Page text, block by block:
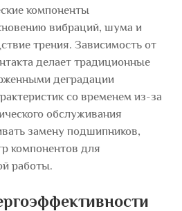
компоненты
вибраций, шума и
трения. Зависимость от
делает традиционные
деградации
со временем из-за
обслуживания
замену подшипников,
компонентов для
работы.